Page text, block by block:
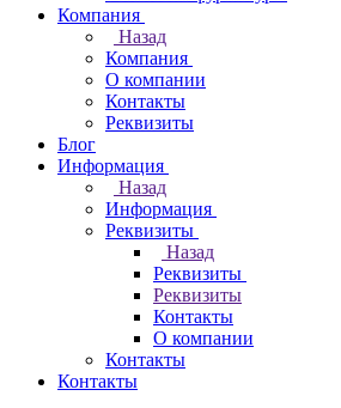
Компания
Назад
Компания
О компании
Контакты
Реквизиты
Блог
Информация
Назад
Информация
Реквизиты
Назад
Реквизиты
Реквизиты
Контакты
О компании
Контакты
Контакты